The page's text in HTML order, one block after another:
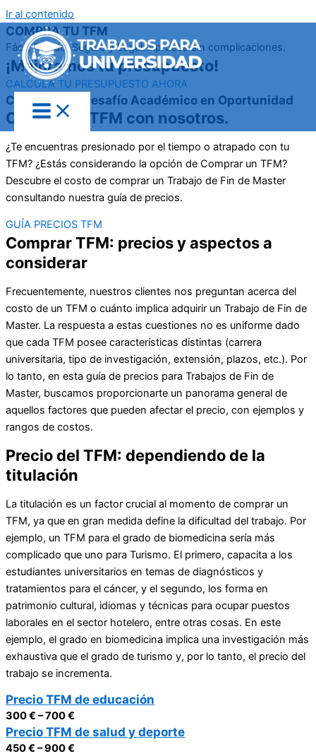
Ir al contenido
COMPRA TU TFM
Fácil, Rápido, Seguro y Legal. Aprueba sin complicaciones.
¡Mejoramos tu presupuesto!
CALCULA TU PRESUPUESTO AHORA
Convierte tu Desafío Académico en Oportunidad
Compra tu TFM con nosotros.
¿Te encuentras presionado por el tiempo o atrapado con tu
TFM? ¿Estás considerando la opción de Comprar un TFM?
Descubre el costo de comprar un Trabajo de Fin de Master
consultando nuestra guía de precios.
GUÍA PRECIOS TFM
Comprar TFM: precios y aspectos a
considerar
Frecuentemente, nuestros clientes nos preguntan acerca del
costo de un TFM o cuánto implica adquirir un Trabajo de Fin de
Master. La respuesta a estas cuestiones no es uniforme dado
que cada TFM posee características distintas (carrera
universitaria, tipo de investigación, extensión, plazos, etc.). Por
lo tanto, en esta guía de precios para Trabajos de Fin de
Master, buscamos proporcionarte un panorama general de
aquellos factores que pueden afectar el precio, con ejemplos y
rangos de costos.
Precio del TFM: dependiendo de la
titulación
La titulación es un factor crucial al momento de comprar un
TFM, ya que en gran medida define la dificultad del trabajo. Por
ejemplo, un TFM para el grado de biomedicina sería más
complicado que uno para Turismo. El primero, capacita a los
estudiantes universitarios en temas de diagnósticos y
tratamientos para el cáncer, y el segundo, los forma en
patrimonio cultural, idiomas y técnicas para ocupar puestos
laborales en el sector hotelero, entre otras cosas. En este
ejemplo, el grado en biomedicina implica una investigación más
exhaustiva que el grado de turismo y, por lo tanto, el precio del
trabajo se incrementa.
Precio TFM de educación
300 € – 700 €
Precio TFM de salud y deporte
450 € – 900 €